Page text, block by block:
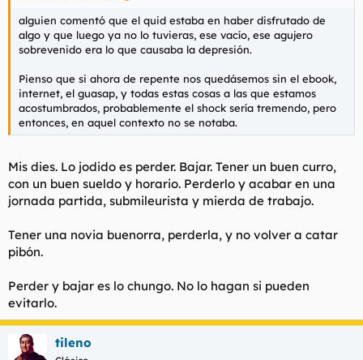
alguien comentó que el quid estaba en haber disfrutado de
algo y que luego ya no lo tuvieras, ese vacío, ese agujero
sobrevenido era lo que causaba la depresión.
Pienso que si ahora de repente nos quedásemos sin el ebook,
internet, el guasap, y todas estas cosas a las que estamos
acostumbrados, probablemente el shock sería tremendo, pero
entonces, en aquel contexto no se notaba.
Mis dies. Lo jodido es perder. Bajar. Tener un buen curro,
con un buen sueldo y horario. Perderlo y acabar en una
jornada partida, submileurista y mierda de trabajo.
Tener una novia buenorra, perderla, y no volver a catar
pibón.
Perder y bajar es lo chungo. No lo hagan si pueden
evitarlo.
tileno